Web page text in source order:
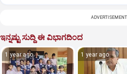
ADVERTISEMENT
ಇನ್ನಷ್ಟು ಸುದ್ದಿ ಈ ವಿಭಾಗದಿಂದ
1 year ago 1 year ago